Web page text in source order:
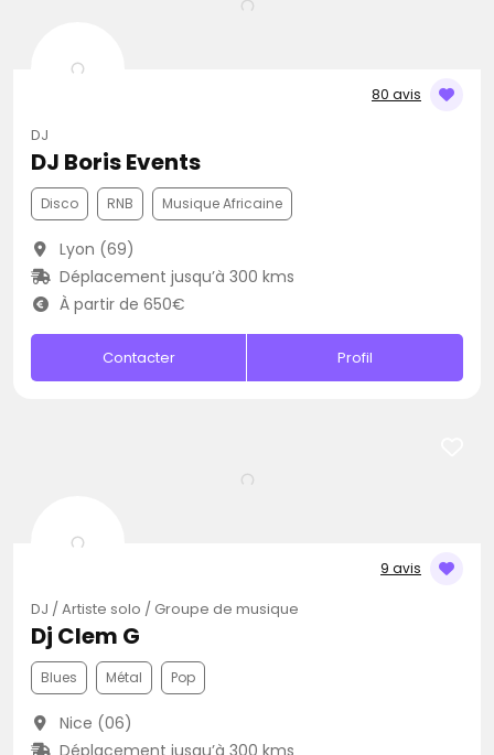
80 avis
DJ
DJ Boris Events
Disco RNB Musique Africaine
Lyon (69)
Déplacement jusqu’à 300 kms
À partir de 650€
Contacter Profil
9 avis
DJ / Artiste solo / Groupe de musique
Dj Clem G
Blues Métal Pop
Nice (06)
Déplacement jusqu’à 300 kms